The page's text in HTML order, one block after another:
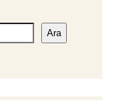
Ara